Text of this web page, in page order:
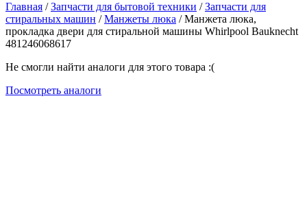
Главная /Запчасти для бытовой техники /Запчасти для
стиральных машин /Манжеты люка / Манжета люка,
прокладка двери для стиральной машины Whirlpool Bauknecht
481246068617
Не смогли найти аналоги для этого товара :(
Посмотреть аналоги